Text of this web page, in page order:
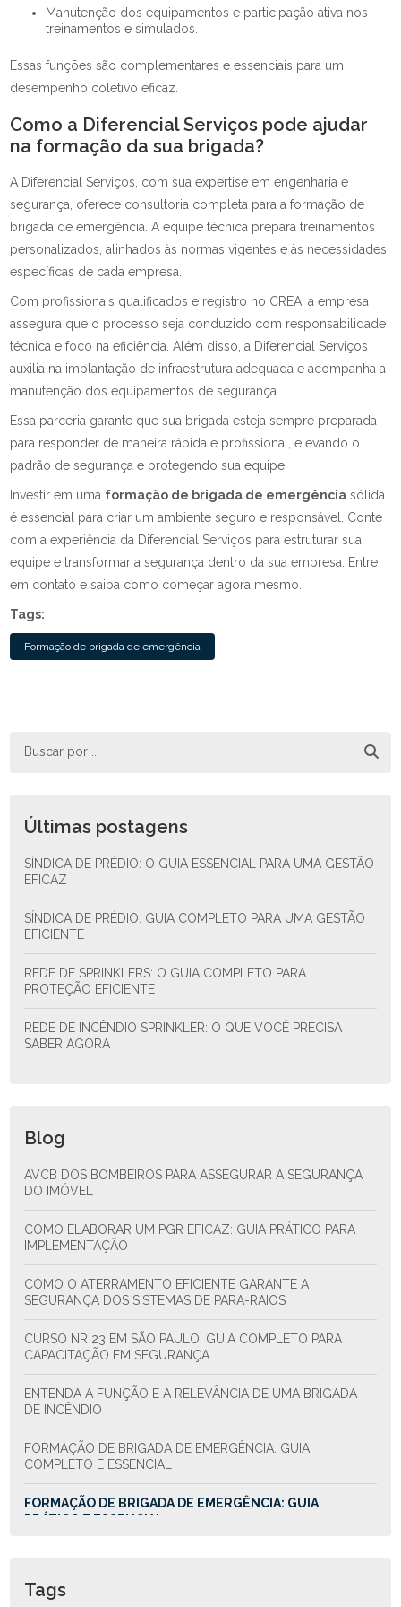
Manutenção dos equipamentos e participação ativa nos
treinamentos e simulados.
Essas funções são complementares e essenciais para um
desempenho coletivo eficaz.
Como a Diferencial Serviços pode ajudar
na formação da sua brigada?
A Diferencial Serviços, com sua expertise em engenharia e
segurança, oferece consultoria completa para a formação de
brigada de emergência. A equipe técnica prepara treinamentos
personalizados, alinhados às normas vigentes e às necessidades
específicas de cada empresa.
Com profissionais qualificados e registro no CREA, a empresa
assegura que o processo seja conduzido com responsabilidade
técnica e foco na eficiência. Além disso, a Diferencial Serviços
auxilia na implantação de infraestrutura adequada e acompanha a
manutenção dos equipamentos de segurança.
Essa parceria garante que sua brigada esteja sempre preparada
para responder de maneira rápida e profissional, elevando o
padrão de segurança e protegendo sua equipe.
Investir em uma formação de brigada de emergência sólida
é essencial para criar um ambiente seguro e responsável. Conte
com a experiência da Diferencial Serviços para estruturar sua
equipe e transformar a segurança dentro da sua empresa. Entre
em contato e saiba como começar agora mesmo.
Tags:
Formação de brigada de emergência
Últimas postagens
SÍNDICA DE PRÉDIO: O GUIA ESSENCIAL PARA UMA GESTÃO
EFICAZ
SÍNDICA DE PRÉDIO: GUIA COMPLETO PARA UMA GESTÃO
EFICIENTE
REDE DE SPRINKLERS: O GUIA COMPLETO PARA
PROTEÇÃO EFICIENTE
REDE DE INCÊNDIO SPRINKLER: O QUE VOCÊ PRECISA
SABER AGORA
Blog
AVCB DOS BOMBEIROS PARA ASSEGURAR A SEGURANÇA
DO IMÓVEL
COMO ELABORAR UM PGR EFICAZ: GUIA PRÁTICO PARA
IMPLEMENTAÇÃO
COMO O ATERRAMENTO EFICIENTE GARANTE A
SEGURANÇA DOS SISTEMAS DE PARA-RAIOS
CURSO NR 23 EM SÃO PAULO: GUIA COMPLETO PARA
CAPACITAÇÃO EM SEGURANÇA
ENTENDA A FUNÇÃO E A RELEVÂNCIA DE UMA BRIGADA
DE INCÊNDIO
FORMAÇÃO DE BRIGADA DE EMERGÊNCIA: GUIA
COMPLETO E ESSENCIAL
FORMAÇÃO DE BRIGADA DE EMERGÊNCIA: GUIA
PRÁTICO E ESSENCIAL
Tags